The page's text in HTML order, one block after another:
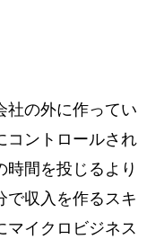
の外に作ってい
コントロールされ
間を投じるより
で収入を作るスキ
マイクロビジネス